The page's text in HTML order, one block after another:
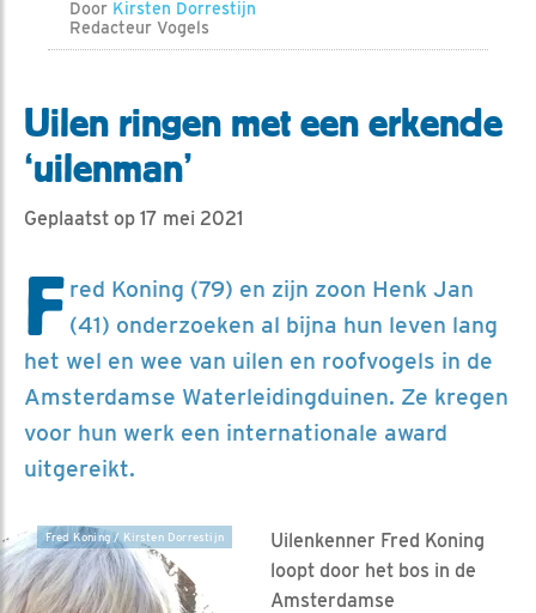
Door Kirsten Dorrestijn
Redacteur Vogels
Uilen ringen met een erkende
‘uilenman’
Geplaatst op 17 mei 2021
F red Koning (79) en zijn zoon Henk Jan
(41) onderzoeken al bijna hun leven lang
het wel en wee van uilen en roofvogels in de
Amsterdamse Waterleidingduinen. Ze kregen
voor hun werk een internationale award
uitgereikt.
Fred Koning / Kirsten Dorrestijn
Uilenkenner Fred Koning
loopt door het bos in de
Amsterdamse